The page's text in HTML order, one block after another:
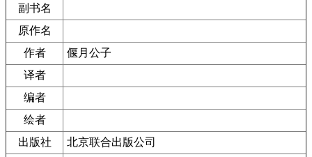
副书名
原作名
作者
偃月公子
译者
编者
绘者
出版社
北京联合出版公司